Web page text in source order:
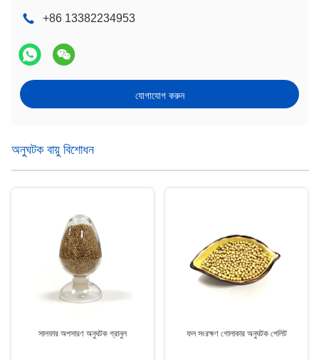
+86 13382234953
যোগাযোগ করুন
অনুঘটক বায়ু বিশোধন
সালফার অপসারণ অনুঘটক গ্রানুল ফল সংরক্ষণ গোলাকার অনুঘটক পেলিট